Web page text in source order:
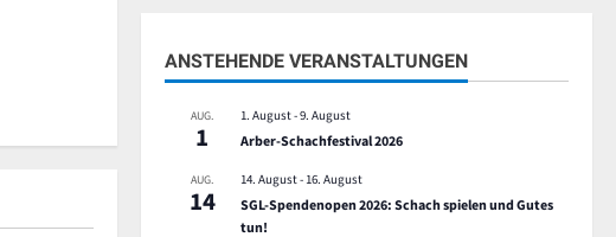
ANSTEHENDE VERANSTALTUNGEN
AUG.
1
1. August-9. August
Arber-Schachfestival 2026
AUG.
14
14. August- 16. August
SGL-Spendenopen 2026: Schach spielen und Gutes
tun!